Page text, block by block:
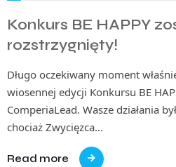
Konkurs BE HAPPY
rozstrzygnięty!
Długo oczekiwany moment
wiosennej edycji Konkursu BE
ComperiaLead. Wasze działania
chociaż Zwycięzca…
Read more